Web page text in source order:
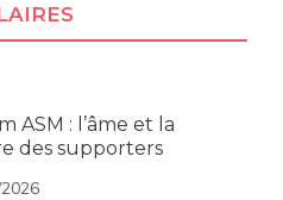
ASM : l’âme et la
des supporters